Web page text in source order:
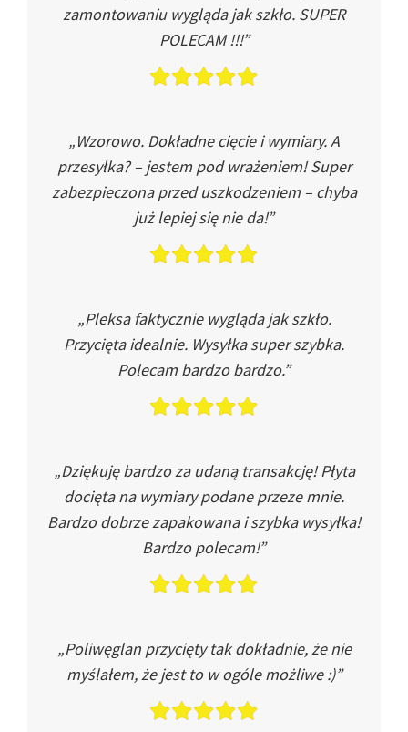
zamontowaniu wygląda jak szkło. SUPER
POLECAM !!!”
„Wzorowo. Dokładne cięcie i wymiary. A
przesyłka? – jestem pod wrażeniem! Super
zabezpieczona przed uszkodzeniem – chyba
już lepiej się nie da!”
„Pleksa faktycznie wygląda jak szkło.
Przycięta idealnie. Wysyłka super szybka.
Polecam bardzo bardzo.”
„Dziękuję bardzo za udaną transakcję! Płyta
docięta na wymiary podane przeze mnie.
Bardzo dobrze zapakowana i szybka wysyłka!
Bardzo polecam!”
„Poliwęglan przycięty tak dokładnie, że nie
myślałem, że jest to w ogóle możliwe :)”